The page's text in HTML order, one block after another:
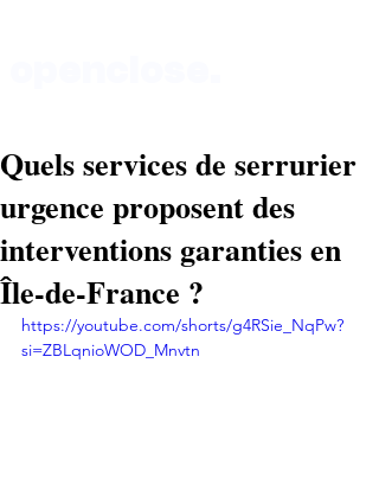
Boutique au 135 rue de Vaugirard 75015 Paris
Quels services de serrurier
urgence proposent des
interventions garanties en
Île-de-France ?
https://youtube.com/shorts/g4RSie_NqPw?
si=ZBLqnioWOD_Mnvtn